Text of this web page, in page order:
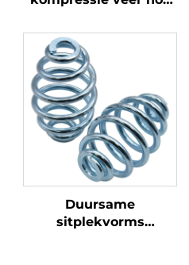
vir industriële
toepassings
Duursame
sitplekvorms